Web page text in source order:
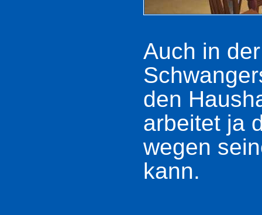
Auch in
den
arbeitet ja
wegen
kann.